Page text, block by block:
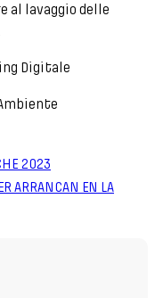
al lavaggio delle
Digitale
2023
ARRANCAN EN LA